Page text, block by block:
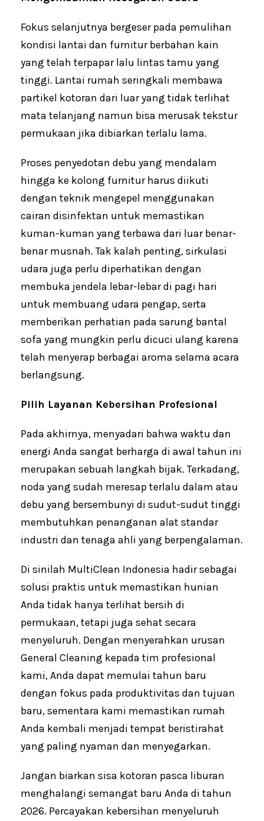
Fokus selanjutnya bergeser pada pemulihan
kondisi lantai dan furnitur berbahan kain
yang telah terpapar lalu lintas tamu yang
tinggi. Lantai rumah seringkali membawa
partikel kotoran dari luar yang tidak terlihat
mata telanjang namun bisa merusak tekstur
permukaan jika dibiarkan terlalu lama.
Proses penyedotan debu yang mendalam
hingga ke kolong furnitur harus diikuti
dengan teknik mengepel menggunakan
cairan disinfektan untuk memastikan
kuman-kuman yang terbawa dari luar benar-
benar musnah. Tak kalah penting, sirkulasi
udara juga perlu diperhatikan dengan
membuka jendela lebar-lebar di pagi hari
untuk membuang udara pengap, serta
memberikan perhatian pada sarung bantal
sofa yang mungkin perlu dicuci ulang karena
telah menyerap berbagai aroma selama acara
berlangsung.
Pilih Layanan Kebersihan Profesional
Pada akhirnya, menyadari bahwa waktu dan
energi Anda sangat berharga di awal tahun ini
merupakan sebuah langkah bijak. Terkadang,
noda yang sudah meresap terlalu dalam atau
debu yang bersembunyi di sudut-sudut tinggi
membutuhkan penanganan alat standar
industri dan tenaga ahli yang berpengalaman.
Di sinilah MultiClean Indonesia hadir sebagai
solusi praktis untuk memastikan hunian
Anda tidak hanya terlihat bersih di
permukaan, tetapi juga sehat secara
menyeluruh. Dengan menyerahkan urusan
General Cleaning kepada tim profesional
kami, Anda dapat memulai tahun baru
dengan fokus pada produktivitas dan tujuan
baru, sementara kami memastikan rumah
Anda kembali menjadi tempat beristirahat
yang paling nyaman dan menyegarkan.
Jangan biarkan sisa kotoran pasca liburan
menghalangi semangat baru Anda di tahun
2026. Percayakan kebersihan menyeluruh